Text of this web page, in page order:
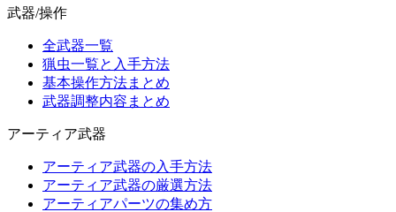
武器/操作
全武器一覧
猟虫一覧と入手方法
基本操作方法まとめ
武器調整内容まとめ
アーティア武器
アーティア武器の入手方法
アーティア武器の厳選方法
アーティアパーツの集め方